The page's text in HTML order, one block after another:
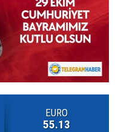
EURO
55.13